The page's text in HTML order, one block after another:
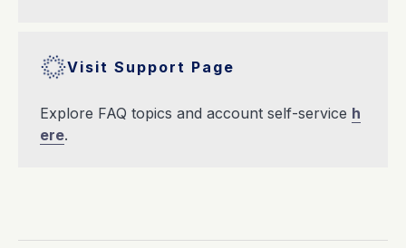
Visit Support Page
Explore FAQ topics and account self-service h
ere.